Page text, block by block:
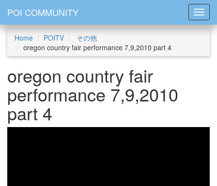
POI COMMUNITY
Home POITV
その他
oregon country fair performance 7,9,2010 part 4
oregon country fair
performance 7,9,2010
part 4